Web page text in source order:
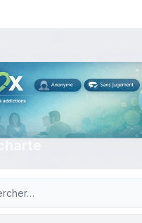
Recherche avancée